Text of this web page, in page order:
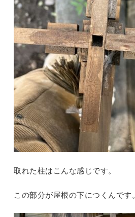
取れた柱はこんな感じです。
この部分が屋根の下につくんです。